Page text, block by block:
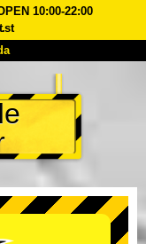
10:00-22:00
Precios
Preguntas Frecuentes
Akihabara#1